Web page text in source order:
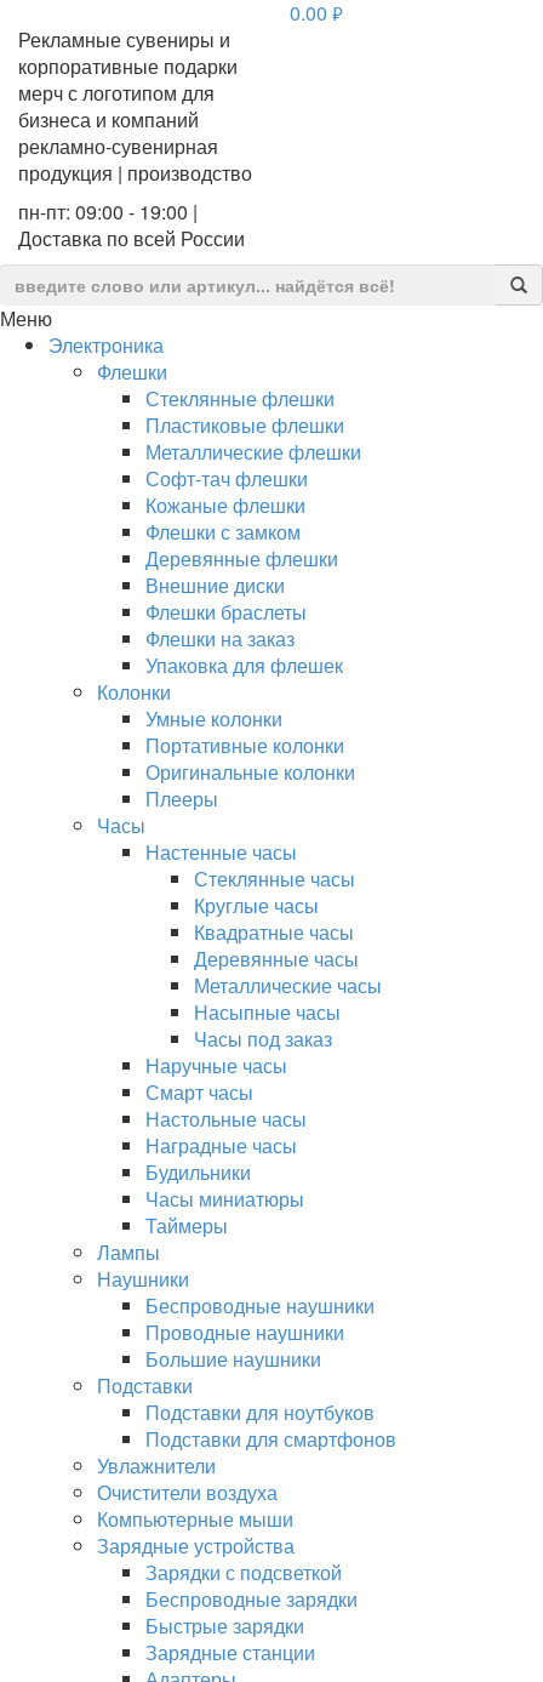
Рекламные сувениры и
корпоративные подарки
мерч с логотипом для
бизнеса и компаний
рекламно-сувенирная
продукция | производство
пн-пт: 09:00 - 19:00 |
Доставка по всей России
0.00 руб.
Меню
Электроника
Флешки
Стеклянные флешки
Пластиковые флешки
Металлические флешки
Софт-тач флешки
Кожаные флешки
Флешки с замком
Деревянные флешки
Внешние диски
Флешки браслеты
Флешки на заказ
Упаковка для флешек
Колонки
Умные колонки
Портативные колонки
Оригинальные колонки
Плееры
Часы
Настенные часы
Стеклянные часы
Круглые часы
Квадратные часы
Деревянные часы
Металлические часы
Насыпные часы
Часы под заказ
Наручные часы
Смарт часы
Настольные часы
Наградные часы
Будильники
Часы миниатюры
Таймеры
Лампы
Наушники
Беспроводные наушники
Проводные наушники
Большие наушники
Подставки
Подставки для ноутбуков
Подставки для смартфонов
Увлажнители
Очистители воздуха
Компьютерные мыши
Зарядные устройства
Зарядки с подсветкой
Беспроводные зарядки
Быстрые зарядки
Зарядные станции